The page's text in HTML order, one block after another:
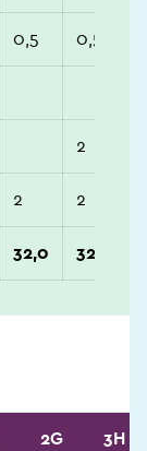
0,5 0,5
2
2 2
32,0 32,0
2G 3H